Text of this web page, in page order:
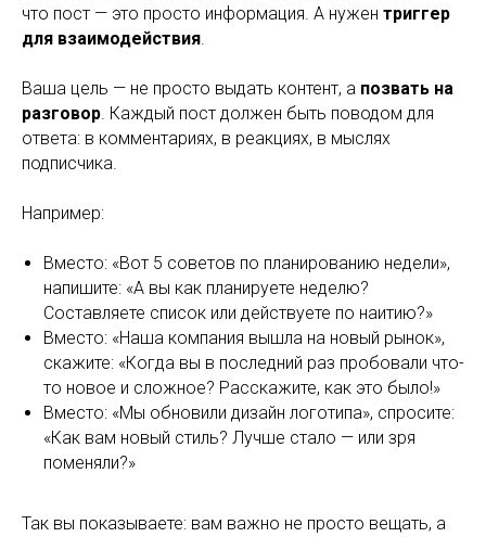
что пост — это просто информация. А нужен триггер
для взаимодействия.
Ваша цель — не просто выдать контент, а позвать на
разговор. Каждый пост должен быть поводом для
ответа: в комментариях, в реакциях, в мыслях
подписчика.
Например:
Вместо: «Вот 5 советов по планированию недели»,
напишите: «А вы как планируете неделю?
Составляете список или действуете по наитию?»
Вместо: «Наша компания вышла на новый рынок»,
скажите: «Когда вы в последний раз пробовали что-
то новое и сложное? Расскажите, как это было!»
Вместо: «Мы обновили дизайн логотипа», спросите:
«Как вам новый стиль? Лучше стало — или зря
поменяли?»
Так вы показываете: вам важно не просто вещать, а